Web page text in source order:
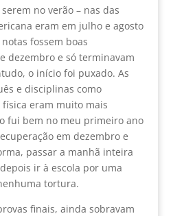
no verão – nas das
eram em julho e agosto
fossem boas
dezembro e só terminavam
o início foi puxado. As
e disciplinas como
eram muito mais
fui bem no meu primeiro ano
em dezembro e
passar a manhã inteira
ir à escola por uma
tortura.
finais, ainda sobravam